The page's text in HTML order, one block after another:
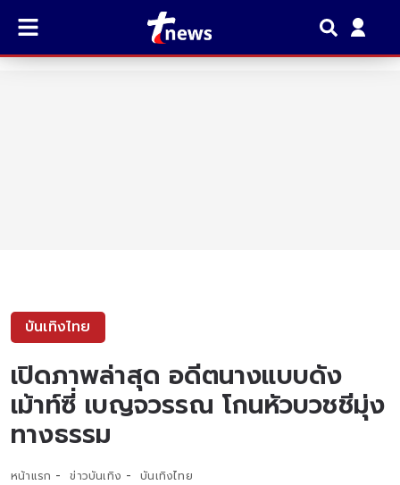
บันเทิงไทย
เปิดภาพล่าสุด อดีตนางแบบดัง
เม้าท์ซี่ เบญจวรรณ โกนหัวบวชชีมุ่ง
ทางธรรม
หน้าแรก ข่าวบันเทิง บันเทิงไทย